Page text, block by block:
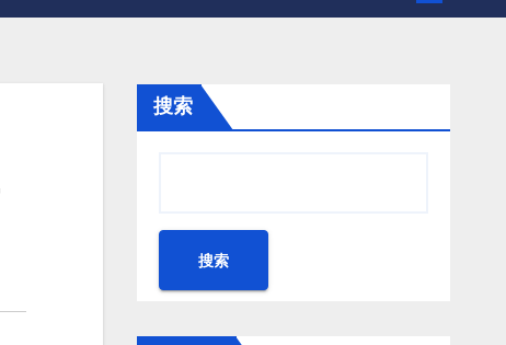
搜索
搜索